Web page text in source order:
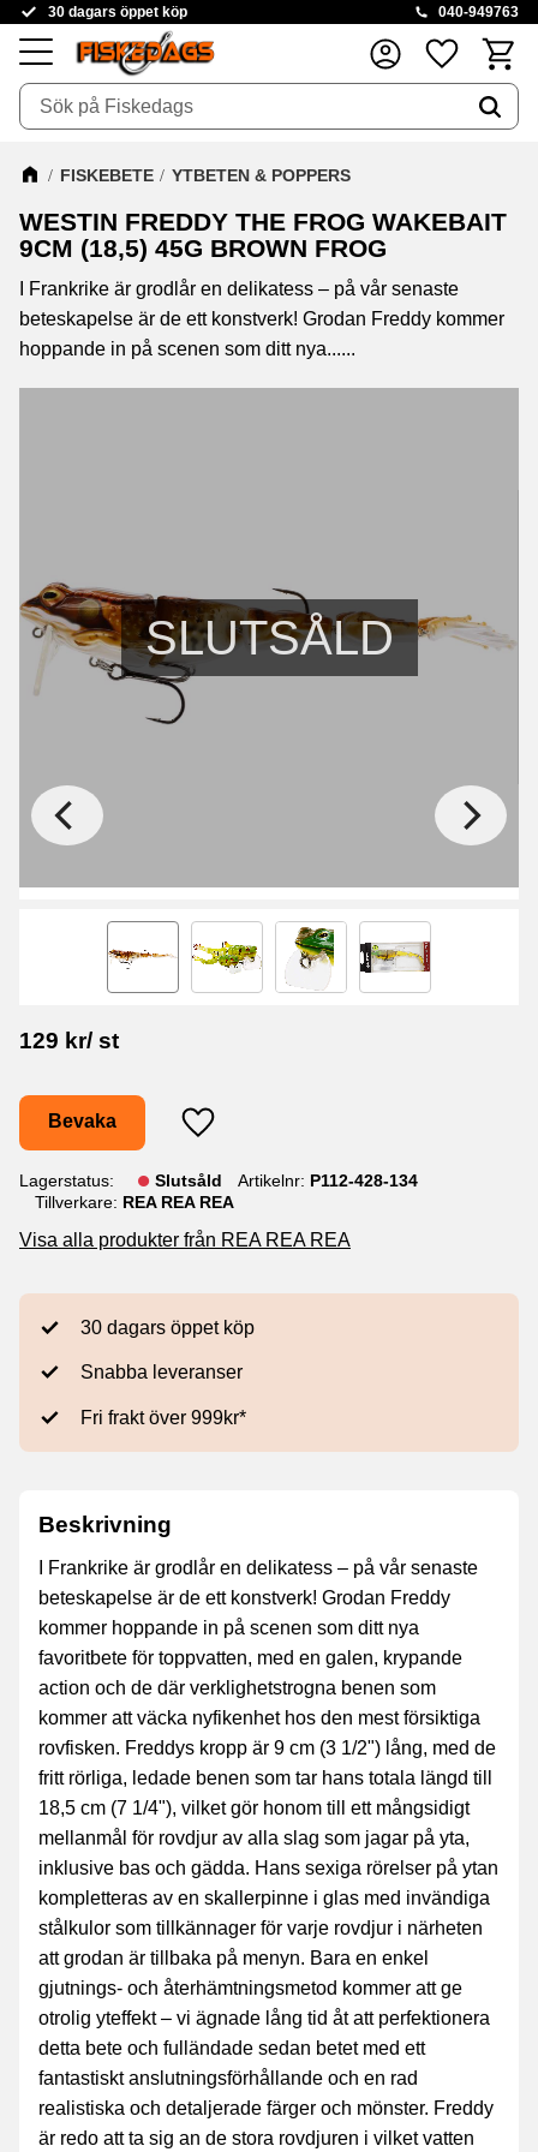
Meny
30 dagars öppet köp 040-949763
Favoriter
FISKEBETE YTBETEN & POPPERS
WESTIN FREDDY THE FROG WAKEBAIT
9CM (18,5) 45G BROWN FROG
I Frankrike är grodlår en delikatess – på vår senaste
beteskapelse är de ett konstverk! Grodan Freddy kommer
hoppande in på scenen som ditt nya......
SLUTSÅLD
129 kr/ st
Lägg till i favoriter
Bevaka
Lagerstatus Slutsåld Artikelnr P112-428-134
Tillverkare REA REA REA
Visa alla produkter från REA REA REA
30 dagars öppet köp
Snabba leveranser
Fri frakt över 999kr*
Beskrivning
I Frankrike är grodlår en delikatess – på vår senaste
beteskapelse är de ett konstverk! Grodan Freddy
kommer hoppande in på scenen som ditt nya
favoritbete för toppvatten, med en galen, krypande
action och de där verklighetstrogna benen som
kommer att väcka nyfikenhet hos den mest försiktiga
rovfisken. Freddys kropp är 9 cm (3 1/2") lång, med de
fritt rörliga, ledade benen som tar hans totala längd till
18,5 cm (7 1/4"), vilket gör honom till ett mångsidigt
mellanmål för rovdjur av alla slag som jagar på yta,
inklusive bas och gädda. Hans sexiga rörelser på ytan
kompletteras av en skallerpinne i glas med invändiga
stålkulor som tillkännager för varje rovdjur i närheten
att grodan är tillbaka på menyn. Bara en enkel
gjutnings- och återhämtningsmetod kommer att ge
otrolig yteffekt – vi ägnade lång tid åt att perfektionera
detta bete och fulländade sedan betet med ett
fantastiskt anslutningsförhållande och en rad
realistiska och detaljerade färger och mönster. Freddy
är redo att ta sig an de stora rovdjuren i vilket vatten